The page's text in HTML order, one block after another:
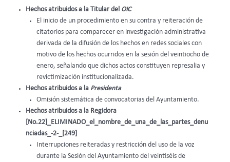
Hechos atribuidos a la Titular del OIC
El inicio de un procedimiento en su contra y reiteración de
citatorios para comparecer en investigación administrativa
derivada de la difusión de los hechos en redes sociales con
motivo de los hechos ocurridos en la sesión del veintiocho de
enero, señalando que dichos actos constituyen represalia y
revictimización institucionalizada.
Hechos atribuidos a la Presidenta
Omisión sistemática de convocatorias del Ayuntamiento.
Hechos atribuidos a la Regidora
[No.22]_ELIMINADO_el_nombre_de_una_de_las_partes_denu
nciadas_-2-_[249]
Interrupciones reiteradas y restricción del uso de la voz
durante la Sesión del Ayuntamiento del veintiséis de